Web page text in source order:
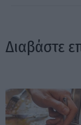
Διαβάστε